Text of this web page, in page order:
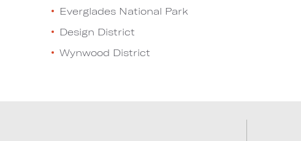
Everglades National Park
Design District
Wynwood District